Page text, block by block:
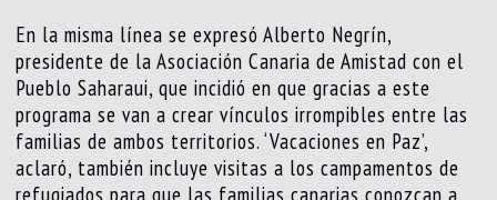
En la misma línea se expresó Alberto Negrín,
presidente de la Asociación Canaria de Amistad con el
Pueblo Saharaui, que incidió en que gracias a este
programa se van a crear vínculos irrompibles entre las
familias de ambos territorios. ‘Vacaciones en Paz’,
aclaró, también incluye visitas a los campamentos de
refugiados para que las familias canarias conozcan a